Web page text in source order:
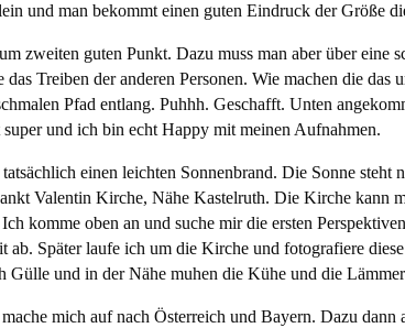
und man bekommt einen guten Eindruck der Größe
zweiten guten Punkt. Dazu muss man aber über eine
Treiben der anderen Personen. Wie machen die
Pfad entlang.Puhhh. Geschafft. Unten
und ich bin echt Happy mit meinen Aufnahmen.
einen leichten Sonnenbrand. Die Sonne steht
Valentin Kirche, Nähe Kastelruth. Die Kirche kann
Ich komme oben an und suche mir die ersten
Später laufe ich um die Kirche und fotografiere
Gülle und in der Nähe muhen die Kühe und die
mich auf nach Österreich und Bayern. Dazu dann